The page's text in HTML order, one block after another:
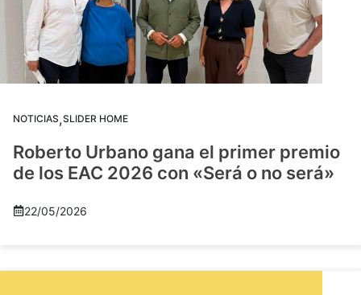
NOTICIAS,SLIDER HOME
Roberto Urbano gana el primer premio
de los EAC 2026 con «Será o no será»
22/05/2026